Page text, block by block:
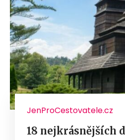
JenProCestovatele.cz
18 nejkrásnějších